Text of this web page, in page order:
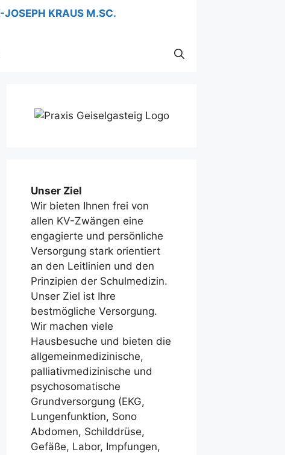
Unser Ziel
Wir bieten Ihnen frei von
allen KV-Zwängen eine
engagierte und persönliche
Versorgung stark orientiert
an den Leitlinien und den
Prinzipien der Schulmedizin.
Unser Ziel ist Ihre
bestmögliche Versorgung.
Wir machen viele
Hausbesuche und bieten die
allgemeinmedizinische,
palliativmedizinische und
psychosomatische
Grundversorgung (EKG,
Lungenfunktion, Sono
Abdomen, Schilddrüse,
Gefäße, Labor, Impfungen,